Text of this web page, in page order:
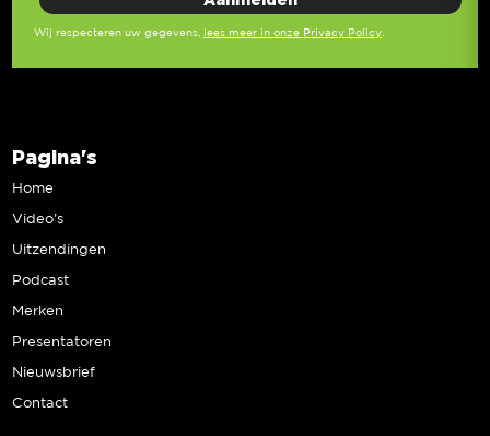
Wij respecteren uw gegevens, lees meer in onze Privacy Policy.
Pagina's
Home
Video’s
Uitzendingen
Podcast
Merken
Presentatoren
Nieuwsbrief
Contact